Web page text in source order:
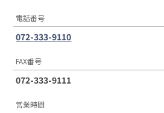
電話番号
072-333-9110
FAX番号
072-333-9111
営業時間